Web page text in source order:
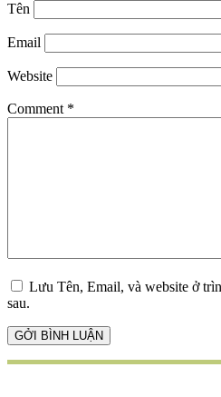
Tên
Email
Website
Comment *
Lưu Tên, Email, và website ở
sau.